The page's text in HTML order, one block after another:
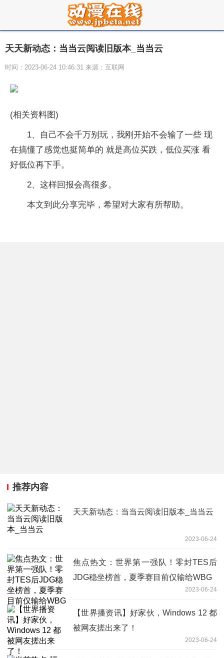
天天新动态：当当云阅读旧版本_当当云
时间：2023-06-24 10:46:31 来源：互联网
(相关资料图)
1、自己不会千万别玩，我刚开始不会输了一些 现
在搞懂了感觉也挺简单的 就是高位买跌，低位买涨 看
好低位再下手。
2、这样回报会高很多。
本文到此分享完毕，希望对大家有所帮助。
推荐内容
天天新动态：当当云阅读旧版本_当当云
2023-06-24
焦点热文：世界第一强队！零封TES后
JDG稳坐榜首，夏季赛目前仅输给WBG
2023-06-24
【世界播资讯】好家伙，Windows 12 都
被网友搓出来了！
2023-06-24